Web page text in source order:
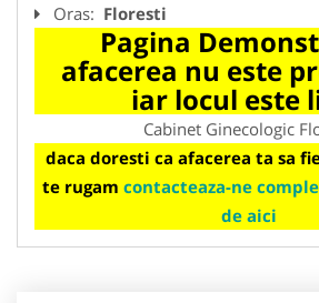
Oras: Floresti
Pagina
afacerea nu este
iar locul este
Cabinet Ginecologic
daca doresti ca afacerea ta sa
te rugam contacteaza-ne
de aici